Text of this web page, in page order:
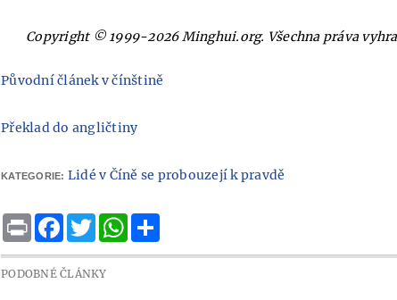
Copyright © 1999-2026 Minghui.org. Všechna práva
Původní článek v čínštině
Překlad do angličtiny
KATEGORIE: Lidé v Číně se probouzejí k pravdě
Print FacebookTwitterWhatsApp
PODOBNÉ ČLÁNKY